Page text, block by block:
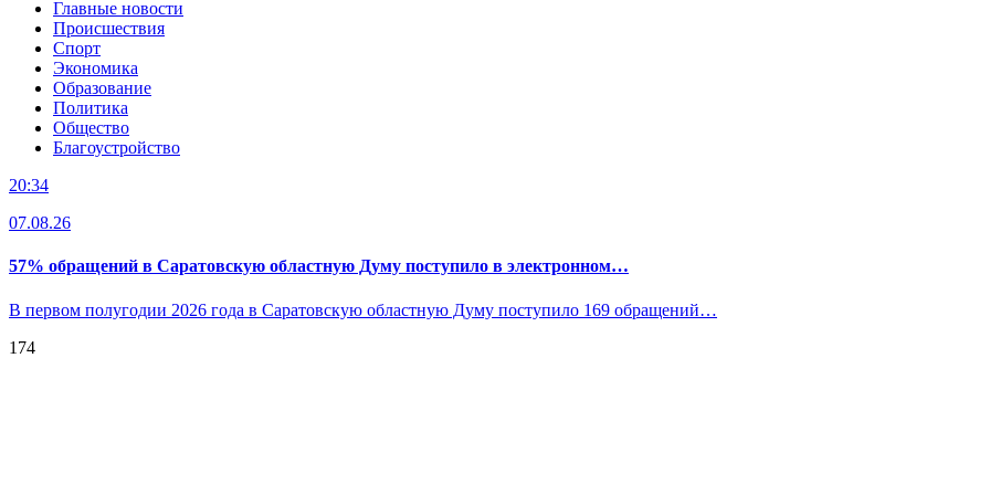
Главные новости
Происшествия
Спорт
Экономика
Образование
Политика
Общество
Благоустройство
20:34
07.08.26
57% обращений в Саратовскую областную Думу поступило в электронном…
В первом полугодии 2026 года в Саратовскую областную Думу поступило 169 обращений…
174